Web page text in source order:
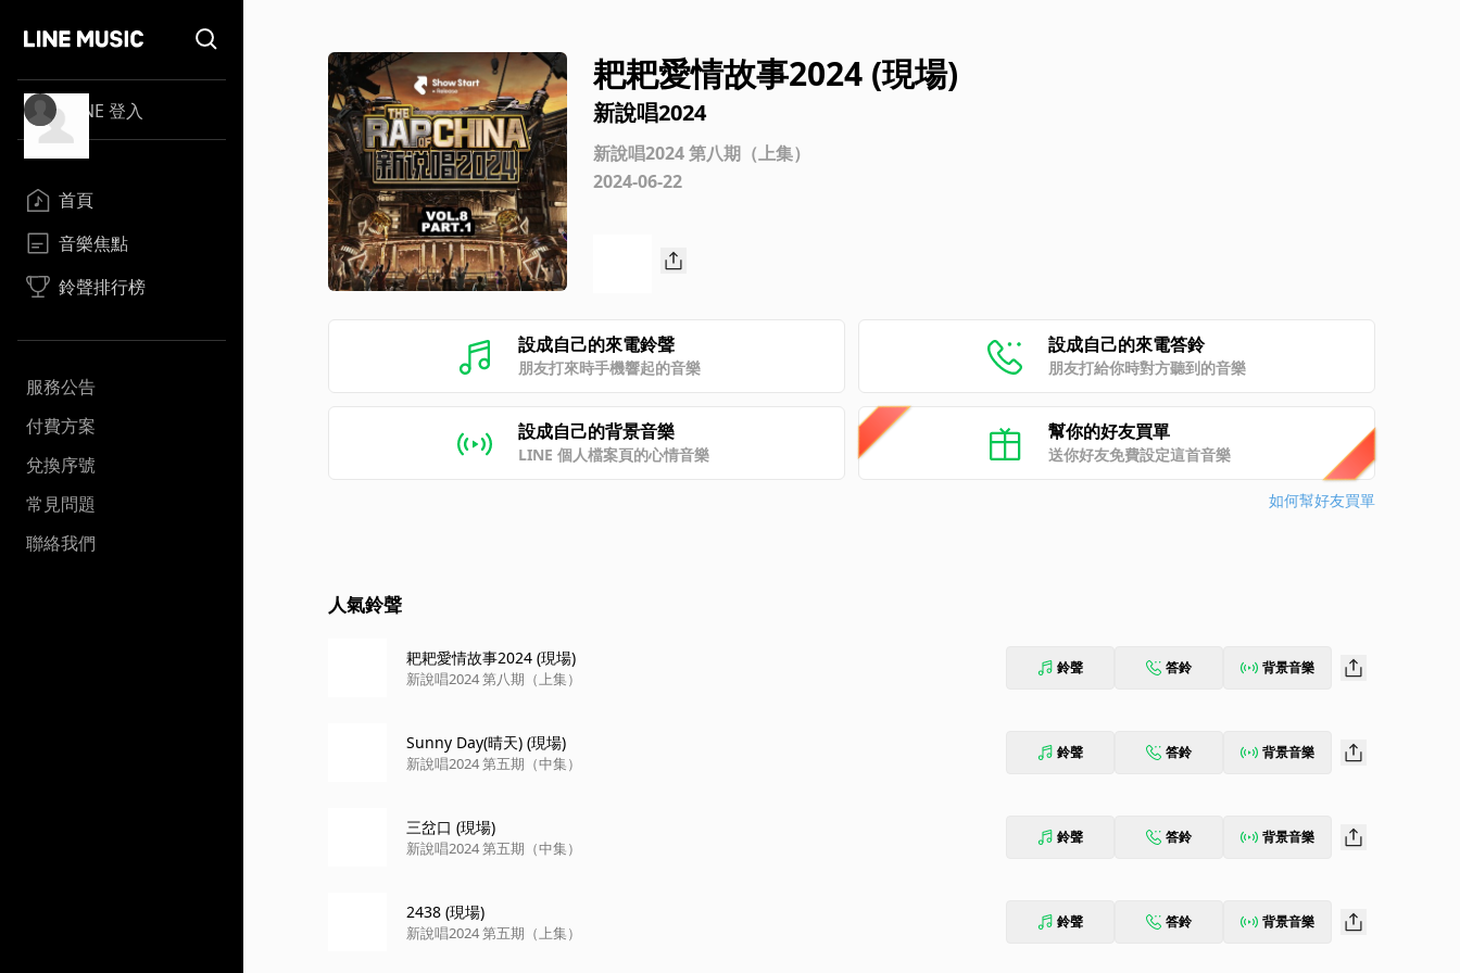
LINE 登入
首頁
音樂焦點
鈴聲排行榜
服務公告
付費方案
兌換序號
常見問題
聯絡我們
耙耙愛情故事2024 (現場)
新說唱2024
新說唱2024 第八期（上集）
2024-06-22
設成自己的來電鈴聲
朋友打來時手機響起的音樂
設成自己的來電答鈴
朋友打給你時對方聽到的音樂
設成自己的背景音樂
LINE 個人檔案頁的心情音樂
幫你的好友買單
送你好友免費設定這首音樂
如何幫好友買單
人氣鈴聲
耙耙愛情故事2024 (現場)
新說唱2024 第八期（上集）
鈴聲 答鈴 背景音樂
Sunny Day(晴天) (現場)
新說唱2024 第五期（中集）
鈴聲 答鈴 背景音樂
三岔口 (現場)
新說唱2024 第五期（中集）
鈴聲 答鈴 背景音樂
2438 (現場)
新說唱2024 第五期（上集）
鈴聲 答鈴 背景音樂